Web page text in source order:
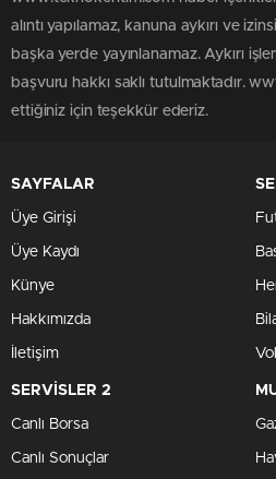
alıntı yapılamaz, kanuna aykırı ve
başka yerde yayınlanamaz. Aykırı
başvuru hakkı saklı tutulmaktadır.
ettiğiniz için teşekkür ederiz.
SAYFALAR
Üye Girişi
Üye Kaydı
Künye
Hakkımızda
İletişim
SERVİSLER 2
Canlı Borsa
Canlı Sonuçlar